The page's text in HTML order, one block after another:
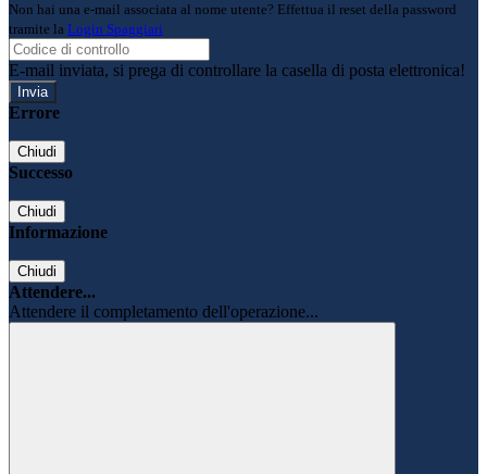
Non hai una e-mail associata al nome utente? Effettua il reset della password
tramite la Login Spaggiari
E-mail inviata, si prega di controllare la casella di posta elettronica!
Errore
Chiudi
Successo
Chiudi
Informazione
Chiudi
Attendere...
Attendere il completamento dell'operazione...